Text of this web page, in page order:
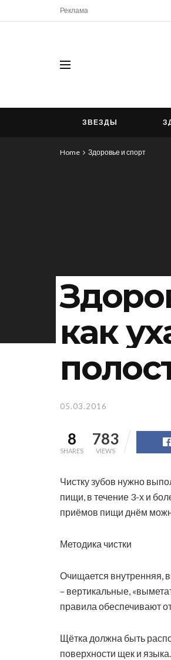
Реклама
ЗВЕЗДЫ
Home Здоровье и спорт
как
05.03.2016
8
SHARES
783
VIEWS
Чистку зубов нужно
пищи, в течение 3-х и
приёмов пищи днём
Методика чистки
Очищается внутренняя,
– вертикальные,
правила обеспечивают
Щётка должна быть
поверхности щек и